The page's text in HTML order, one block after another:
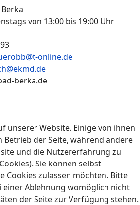
von 13:00 bis 19:00 Uhr
online.de
berka.de
unserer Website. Einige von ihnen
Betrieb der Seite, während andere
und die Nutzererfahrung zu
Sie können selbst
Cookies zulassen möchten. Bitte
einer Ablehnung womöglich nicht
der Seite zur Verfügung stehen.